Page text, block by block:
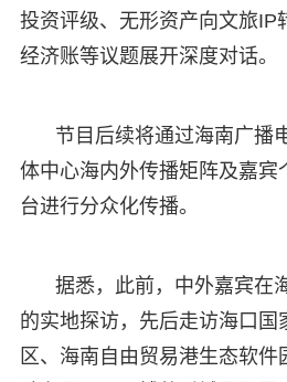
投资评级、无形资产向文旅IP
经济账等议题展开深度对话。
节目后续将通过海南广播
体中心海内外传播矩阵及嘉宾
台进行分众化传播。
据悉，此前，中外嘉宾在
的实地探访，先后走访海口国
区、海南自由贸易港生态软